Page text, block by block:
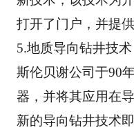
打开
5.地质导向钻井技术
斯伦贝谢公司于90
器，并将其应用在
新的导向钻井技术